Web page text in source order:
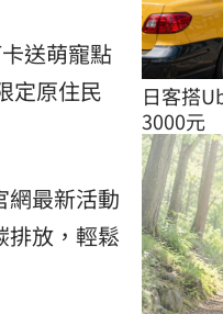
送萌寵點
定原住民
網最新活動
排放，輕鬆
日客搭
3000元